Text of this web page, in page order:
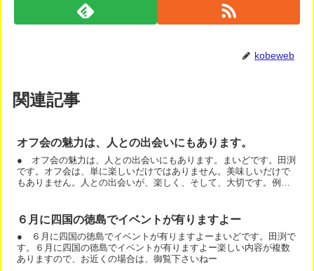
kobeweb
関連記事
オフ会の魅力は、人との出会いにもあります。
● オフ会の魅力は、人との出会いにもあります。まいどです。田渕
です。オフ会は、単に楽しいだけではありません。美味しいだけで
もありません。人との出会いが、楽しく、そして、大切です。例え
６月に四国の徳島でイベントが有りますよー
● ６月に四国の徳島でイベントが有りますよーまいどです。田渕で
す。６月に四国の徳島でイベントが有りますよー楽しい内容が複数
ありますので、お近くの場合は、御覧下さいねー